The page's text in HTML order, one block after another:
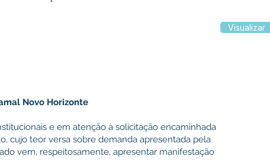
Novo Horizonte
e em atenção à solicitação encaminhada
cujo teor versa sobre demanda apresentada pela
vem, respeitosamente, apresentar manifestação
Visualizar